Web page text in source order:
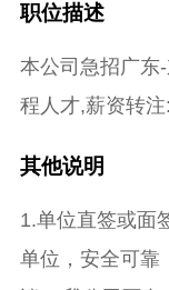
职位描述
本公司急招广东
程人才,薪资转
其他说明
1.单位直签或面
单位，安全可靠